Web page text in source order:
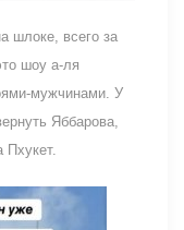
шлоке, всего за
шоу а-ля
мужчинами. У
Яббарова,